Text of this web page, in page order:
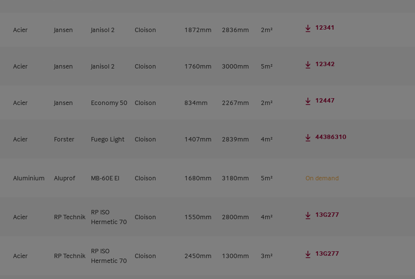
Acier Jansen Janisol 2 Cloison 1872mm 2836mm 2m² 12341
Acier Jansen Janisol 2 Cloison 1760mm 3000mm 5m² 12342
Acier Jansen Economy 50 Cloison 834mm 2267mm 2m² 12447
Acier Forster Fuego Light Cloison 1407mm 2839mm 4m² 44386310
Aluminium Aluprof MB-60E EI Cloison 1680mm 3180mm 5m² On demand
Acier RP Technik
RP ISO
Hermetic 70
Cloison 1550mm 2800mm 4m² 13G277
Acier RP Technik
RP ISO
Hermetic 70
Cloison 2450mm 1300mm 3m² 13G277